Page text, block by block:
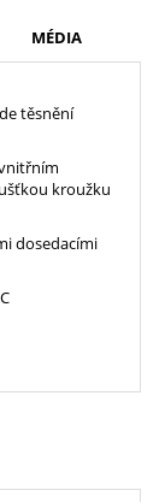
MÉDIA
těsnění
kroužku
dosedacími